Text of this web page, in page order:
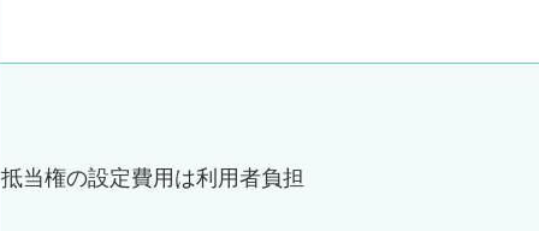
抵当権の設定費用は利用者負担